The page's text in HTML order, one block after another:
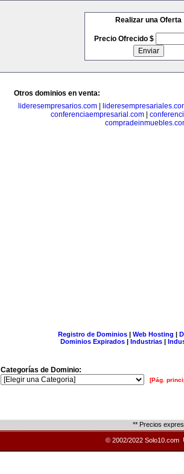
Realizar una Oferta
Precio Ofrecido $
Otros dominios en venta:
lideresempresarios.com
conferenciaempresarial.com
Registro de Dominios| Web Hosting |
Dominios Expirados | Industrias |
Categorías de Dominio:
[Pág.
** Precios
© 2002/2022 Solo10.com